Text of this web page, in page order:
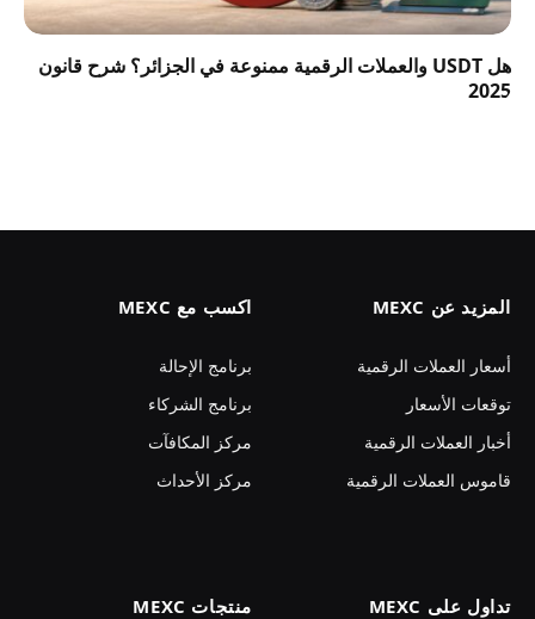
هل USDT والعملات الرقمية ممنوعة في الجزائر؟ شرح قانون
2025
المزيد عن MEXC
أسعار العملات الرقمية
توقعات الأسعار
أخبار العملات الرقمية
قاموس العملات الرقمية
اكسب مع MEXC
برنامج الإحالة
برنامج الشركاء
مركز المكافآت
مركز الأحداث
تداول على MEXC منتجات MEXC